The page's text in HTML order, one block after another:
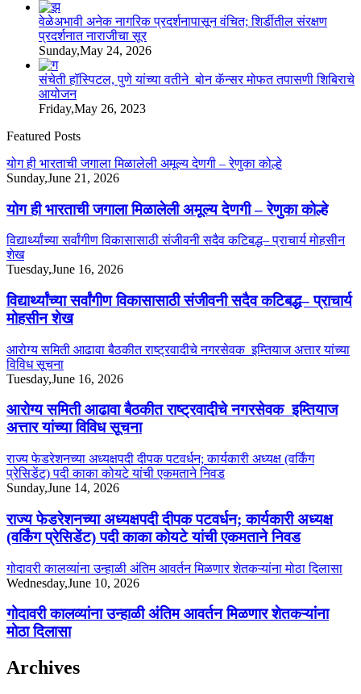
वेळेअभावी अनेक नागरिक प्रदर्शनापासून वंचित; शिर्डीतील संरक्षण
प्रदर्शनात नाराजीचा सूर
Sunday,May 24, 2026
संचेती हॉस्पिटल, पुणे यांच्या वतीने बोन कॅन्सर मोफत तपासणी शिबिराचे
आयोजन
Friday,May 26, 2023
Featured Posts
योग ही भारताची जगाला मिळालेली अमूल्य देणगी – रेणुका कोल्हे
Sunday,June 21, 2026
योग ही भारताची जगाला मिळालेली अमूल्य देणगी – रेणुका कोल्हे
विद्यार्थ्यांच्या सर्वांगीण विकासासाठी संजीवनी सदैव कटिबद्ध– प्राचार्य मोहसीन
शेख
Tuesday,June 16, 2026
विद्यार्थ्यांच्या सर्वांगीण विकासासाठी संजीवनी सदैव कटिबद्ध– प्राचार्य
मोहसीन शेख
आरोग्य समिती आढावा बैठकीत राष्ट्रवादीचे नगरसेवक इम्तियाज अत्तार यांच्या
विविध सूचना
Tuesday,June 16, 2026
आरोग्य समिती आढावा बैठकीत राष्ट्रवादीचे नगरसेवक इम्तियाज
अत्तार यांच्या विविध सूचना
राज्य फेडरेशनच्या अध्यक्षपदी दीपक पटवर्धन; कार्यकारी अध्यक्ष (वर्किंग
प्रेसिडेंट) पदी काका कोयटे यांची एकमताने निवड
Sunday,June 14, 2026
राज्य फेडरेशनच्या अध्यक्षपदी दीपक पटवर्धन; कार्यकारी अध्यक्ष
(वर्किंग प्रेसिडेंट) पदी काका कोयटे यांची एकमताने निवड
गोदावरी कालव्यांना उन्हाळी अंतिम आवर्तन मिळणार शेतकऱ्यांना मोठा दिलासा
Wednesday,June 10, 2026
गोदावरी कालव्यांना उन्हाळी अंतिम आवर्तन मिळणार शेतकऱ्यांना
मोठा दिलासा
Archives